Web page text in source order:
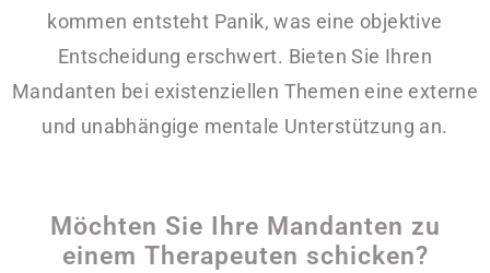
kommen entsteht Panik, was eine objektive
Entscheidung erschwert. Bieten Sie Ihren
Mandanten bei existenziellen Themen eine externe
und unabhängige mentale Unterstützung an.
Möchten Sie Ihre Mandanten zu
einem Therapeuten schicken?